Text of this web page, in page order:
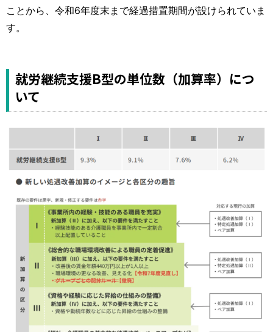
ことから、令和6年度末まで経過措置期間が設けられていま
す。
就労継続支援B型の単位数（加算率）につ
いて